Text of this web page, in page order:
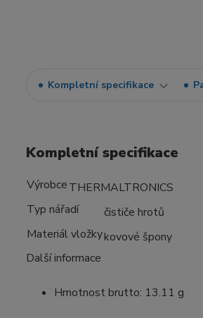
Kompletní specifikace
Kompletní specifikace
VýrobceTHERMALTRONICS
Typ nářadí
čističe hrotů
Materiál vložkykovové špony
Další informace
Hmotnost brutto: 13.11 g